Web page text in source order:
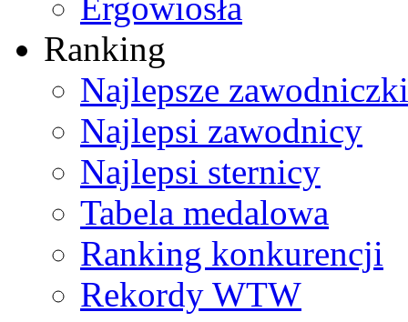
Ranking
Najlepsze zawodniczki
Najlepsi zawodnicy
Najlepsi sternicy
Tabela medalowa
Ranking konkurencji
Rekordy WTW